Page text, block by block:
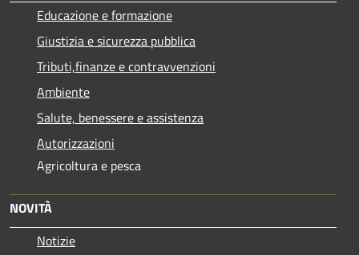
Educazione e formazione
Giustizia e sicurezza pubblica
Tributi,finanze e contravvenzioni
Ambiente
Salute, benessere e assistenza
Autorizzazioni
Agricoltura e pesca
NOVITÀ
Notizie